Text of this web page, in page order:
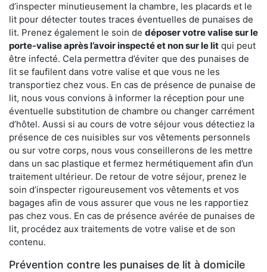
d’inspecter minutieusement la chambre, les placards et le
lit pour détecter toutes traces éventuelles de punaises de
lit. Prenez également le soin de déposer votre valise sur le
porte-valise après l’avoir inspecté et non sur le lit qui peut
être infecté. Cela permettra d’éviter que des punaises de
lit se faufilent dans votre valise et que vous ne les
transportiez chez vous. En cas de présence de punaise de
lit, nous vous convions à informer la réception pour une
éventuelle substitution de chambre ou changer carrément
d’hôtel. Aussi si au cours de votre séjour vous détectiez la
présence de ces nuisibles sur vos vêtements personnels
ou sur votre corps, nous vous conseillerons de les mettre
dans un sac plastique et fermez hermétiquement afin d’un
traitement ultérieur. De retour de votre séjour, prenez le
soin d’inspecter rigoureusement vos vêtements et vos
bagages afin de vous assurer que vous ne les rapportiez
pas chez vous. En cas de présence avérée de punaises de
lit, procédez aux traitements de votre valise et de son
contenu.
Prévention contre les punaises de lit à domicile